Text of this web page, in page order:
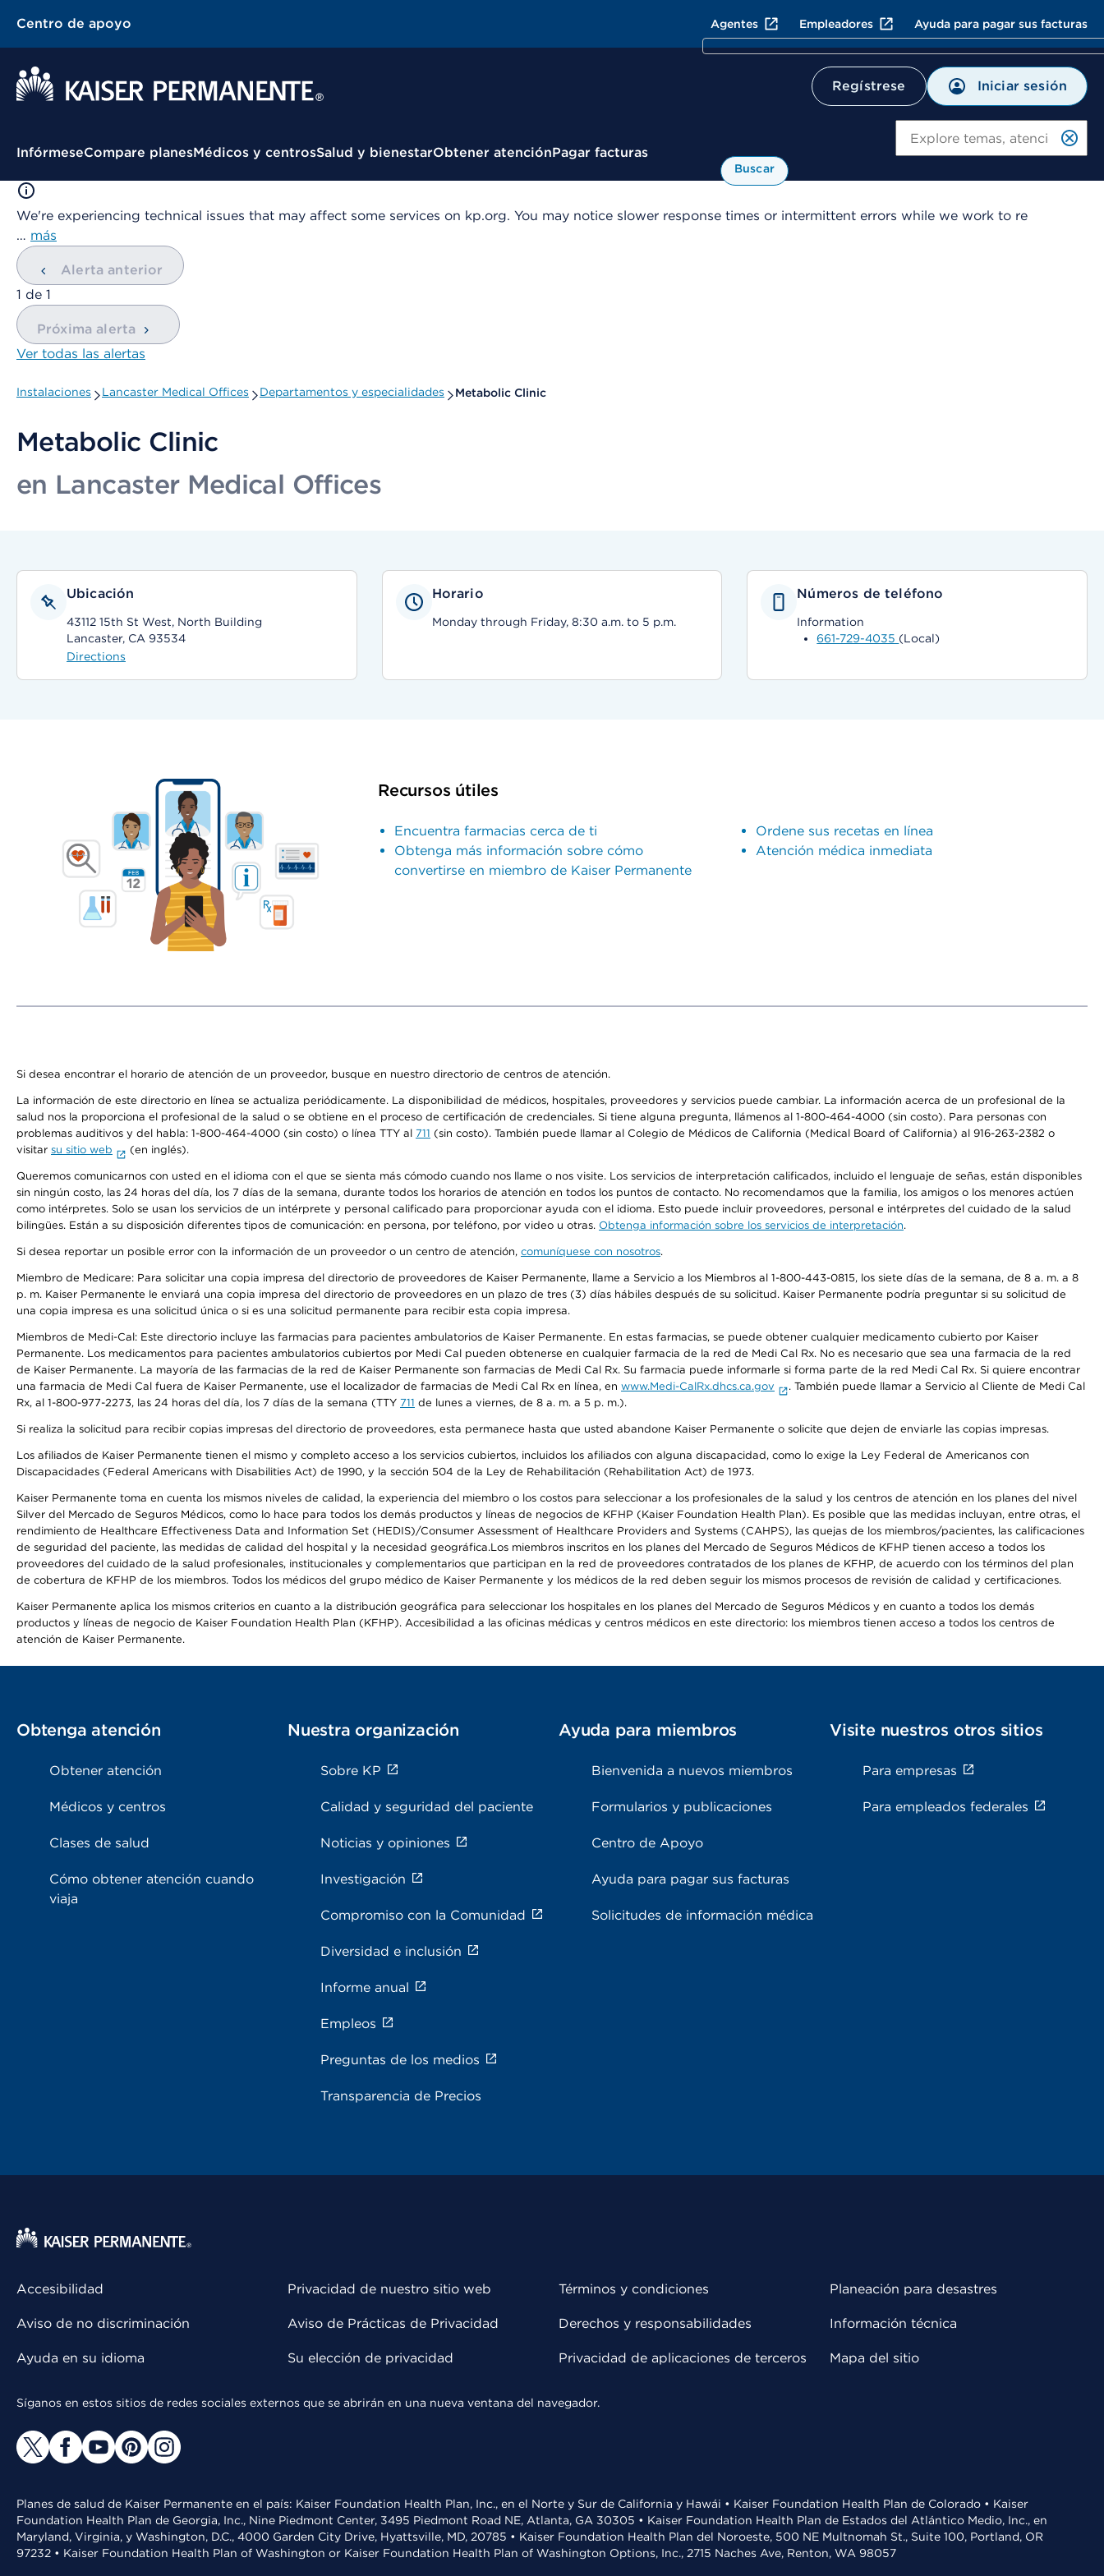
Centro de apoyo Agentes Empleadores Ayuda para pagar sus facturas
Regístrese Iniciar sesión
Menú contextual
InfórmeseCompare planesMédicos y centrosSalud y bienestarObtener atenciónPagar facturas
Buscar
We're experiencing technical issues that may affect some services on kp.org. You may notice slower response times or intermittent errors while we work to re
… más
Alerta anterior
mostrando
1 de 1
Próxima alerta
Ver todas las alertas
Instalaciones Lancaster Medical Offices Departamentos y especialidades Metabolic Clinic
Metabolic Clinic
en Lancaster Medical Offices
Ubicación
43112 15th St West, North Building
Lancaster, CA 93534
Directions
Horario
Monday through Friday, 8:30 a.m. to 5 p.m.
Números de teléfono
Information
661-729-4035 (Local)
Recursos útiles
Encuentra farmacias cerca de ti
Obtenga más información sobre cómo
convertirse en miembro de Kaiser Permanente
Ordene sus recetas en línea
Atención médica inmediata
Si desea encontrar el horario de atención de un proveedor, busque en nuestro directorio de centros de atención.
La información de este directorio en línea se actualiza periódicamente. La disponibilidad de médicos, hospitales, proveedores y servicios puede cambiar. La información acerca de un profesional de la
salud nos la proporciona el profesional de la salud o se obtiene en el proceso de certificación de credenciales. Si tiene alguna pregunta, llámenos al 1-800-464-4000 (sin costo). Para personas con
problemas auditivos y del habla: 1-800-464-4000 (sin costo) o línea TTY al 711 (sin costo). También puede llamar al Colegio de Médicos de California (Medical Board of California) al 916-263-2382 o
visitar su sitio web (en inglés).
Queremos comunicarnos con usted en el idioma con el que se sienta más cómodo cuando nos llame o nos visite. Los servicios de interpretación calificados, incluido el lenguaje de señas, están disponibles
sin ningún costo, las 24 horas del día, los 7 días de la semana, durante todos los horarios de atención en todos los puntos de contacto. No recomendamos que la familia, los amigos o los menores actúen
como intérpretes. Solo se usan los servicios de un intérprete y personal calificado para proporcionar ayuda con el idioma. Esto puede incluir proveedores, personal e intérpretes del cuidado de la salud
bilingües. Están a su disposición diferentes tipos de comunicación: en persona, por teléfono, por video u otras. Obtenga información sobre los servicios de interpretación.
Si desea reportar un posible error con la información de un proveedor o un centro de atención, comuníquese con nosotros.
Miembro de Medicare: Para solicitar una copia impresa del directorio de proveedores de Kaiser Permanente, llame a Servicio a los Miembros al 1-800-443-0815, los siete días de la semana, de 8 a. m. a 8
p. m. Kaiser Permanente le enviará una copia impresa del directorio de proveedores en un plazo de tres (3) días hábiles después de su solicitud. Kaiser Permanente podría preguntar si su solicitud de
una copia impresa es una solicitud única o si es una solicitud permanente para recibir esta copia impresa.
Miembros de Medi-Cal: Este directorio incluye las farmacias para pacientes ambulatorios de Kaiser Permanente. En estas farmacias, se puede obtener cualquier medicamento cubierto por Kaiser
Permanente. Los medicamentos para pacientes ambulatorios cubiertos por Medi Cal pueden obtenerse en cualquier farmacia de la red de Medi Cal Rx. No es necesario que sea una farmacia de la red
de Kaiser Permanente. La mayoría de las farmacias de la red de Kaiser Permanente son farmacias de Medi Cal Rx. Su farmacia puede informarle si forma parte de la red Medi Cal Rx. Si quiere encontrar
una farmacia de Medi Cal fuera de Kaiser Permanente, use el localizador de farmacias de Medi Cal Rx en línea, en www.Medi-CalRx.dhcs.ca.gov
. También puede llamar a Servicio al Cliente de Medi Cal
Rx, al 1-800-977-2273, las 24 horas del día, los 7 días de la semana (TTY 711 de lunes a viernes, de 8 a. m. a 5 p. m.).
Si realiza la solicitud para recibir copias impresas del directorio de proveedores, esta permanece hasta que usted abandone Kaiser Permanente o solicite que dejen de enviarle las copias impresas.
Los afiliados de Kaiser Permanente tienen el mismo y completo acceso a los servicios cubiertos, incluidos los afiliados con alguna discapacidad, como lo exige la Ley Federal de Americanos con
Discapacidades (Federal Americans with Disabilities Act) de 1990, y la sección 504 de la Ley de Rehabilitación (Rehabilitation Act) de 1973.
Kaiser Permanente toma en cuenta los mismos niveles de calidad, la experiencia del miembro o los costos para seleccionar a los profesionales de la salud y los centros de atención en los planes del nivel
Silver del Mercado de Seguros Médicos, como lo hace para todos los demás productos y líneas de negocios de KFHP (Kaiser Foundation Health Plan). Es posible que las medidas incluyan, entre otras, el
rendimiento de Healthcare Effectiveness Data and Information Set (HEDIS)/Consumer Assessment of Healthcare Providers and Systems (CAHPS), las quejas de los miembros/pacientes, las calificaciones
de seguridad del paciente, las medidas de calidad del hospital y la necesidad geográfica.Los miembros inscritos en los planes del Mercado de Seguros Médicos de KFHP tienen acceso a todos los
proveedores del cuidado de la salud profesionales, institucionales y complementarios que participan en la red de proveedores contratados de los planes de KFHP, de acuerdo con los términos del plan
de cobertura de KFHP de los miembros. Todos los médicos del grupo médico de Kaiser Permanente y los médicos de la red deben seguir los mismos procesos de revisión de calidad y certificaciones.
Kaiser Permanente aplica los mismos criterios en cuanto a la distribución geográfica para seleccionar los hospitales en los planes del Mercado de Seguros Médicos y en cuanto a todos los demás
productos y líneas de negocio de Kaiser Foundation Health Plan (KFHP). Accesibilidad a las oficinas médicas y centros médicos en este directorio: los miembros tienen acceso a todos los centros de
atención de Kaiser Permanente.
Obtenga atención
Obtener atención
Médicos y centros
Clases de salud
Cómo obtener atención cuando
viaja
Nuestra organización
Sobre KP
Calidad y seguridad del paciente
Noticias y opiniones
Investigación
Compromiso con la Comunidad
Diversidad e inclusión
Informe anual
Empleos
Preguntas de los medios
Transparencia de Precios
Ayuda para miembros
Bienvenida a nuevos miembros
Formularios y publicaciones
Centro de Apoyo
Ayuda para pagar sus facturas
Solicitudes de información médica
Visite nuestros otros sitios
Para empresas
Para empleados federales
Accesibilidad
Aviso de no discriminación
Ayuda en su idioma
Privacidad de nuestro sitio web
Aviso de Prácticas de Privacidad
Su elección de privacidad
Términos y condiciones
Derechos y responsabilidades
Privacidad de aplicaciones de terceros
Planeación para desastres
Información técnica
Mapa del sitio
Síganos en estos sitios de redes sociales externos que se abrirán en una nueva ventana del navegador.
Planes de salud de Kaiser Permanente en el país: Kaiser Foundation Health Plan, Inc., en el Norte y Sur de California y Hawái • Kaiser Foundation Health Plan de Colorado • Kaiser
Foundation Health Plan de Georgia, Inc., Nine Piedmont Center, 3495 Piedmont Road NE, Atlanta, GA 30305 • Kaiser Foundation Health Plan de Estados del Atlántico Medio, Inc., en
Maryland, Virginia, y Washington, D.C., 4000 Garden City Drive, Hyattsville, MD, 20785 • Kaiser Foundation Health Plan del Noroeste, 500 NE Multnomah St., Suite 100, Portland, OR
97232 • Kaiser Foundation Health Plan of Washington or Kaiser Foundation Health Plan of Washington Options, Inc., 2715 Naches Ave, Renton, WA 98057